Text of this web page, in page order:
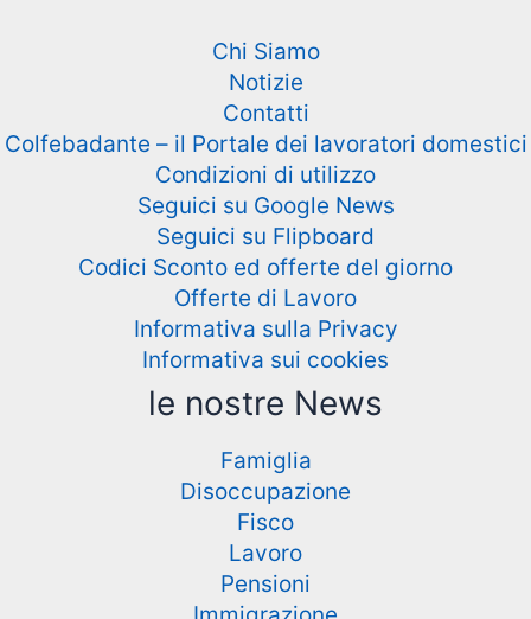
Chi Siamo
Notizie
Contatti
Colfebadante – il Portale dei lavoratori domestici
Condizioni di utilizzo
Seguici su Google News
Seguici su Flipboard
Codici Sconto ed offerte del giorno
Offerte di Lavoro
Informativa sulla Privacy
Informativa sui cookies
le nostre News
Famiglia
Disoccupazione
Fisco
Lavoro
Pensioni